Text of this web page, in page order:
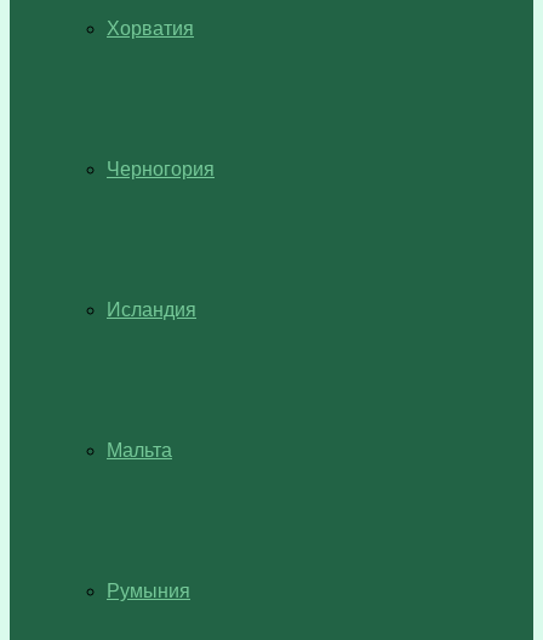
Хорватия
Черногория
Исландия
Мальта
Румыния